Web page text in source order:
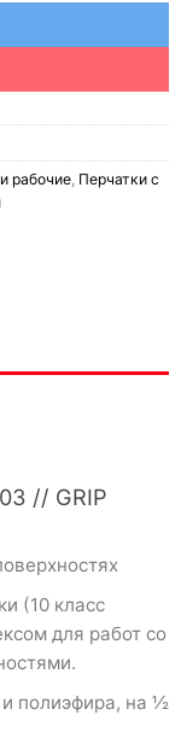
рабочие, Перчатки с
// GRIP
(10 класс
для работ со
полиэфира, на ½